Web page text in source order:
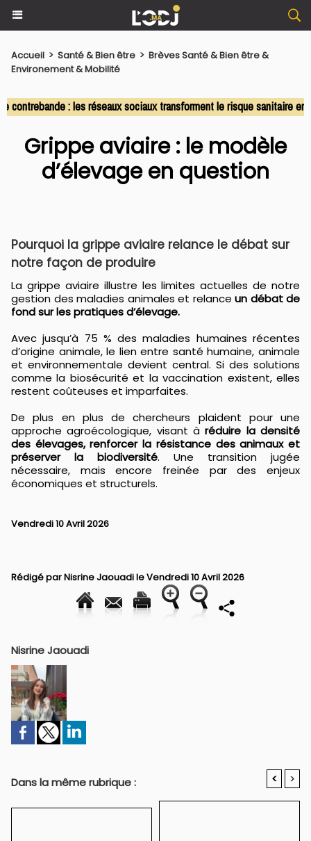
Accueil > Santé & Bien être > Brèves Santé & Bien être &
Environement & Mobilité
: les réseaux sociaux transforment le risque sanitaire en
Grippe aviaire : le modèle
d’élevage en question
Pourquoi la grippe aviaire relance le débat sur
notre façon de produire
La grippe aviaire illustre les limites actuelles de notre
gestion des maladies animales et relance un débat de
fond sur les pratiques d’élevage.
Avec jusqu’à 75 % des maladies humaines récentes
d’origine animale, le lien entre santé humaine, animale
et environnementale devient central. Si des solutions
comme la biosécurité et la vaccination existent, elles
restent coûteuses et imparfaites.
De plus en plus de chercheurs plaident pour une
approche agroécologique, visant à réduire la densité
des élevages, renforcer la résistance des animaux et
préserver la biodiversité. Une transition jugée
nécessaire, mais encore freinée par des enjeux
économiques et structurels.
Vendredi 10 Avril 2026
Rédigé parNisrine Jaouadile Vendredi 10 Avril 2026
Nisrine Jaouadi
Dans la même rubrique : < >